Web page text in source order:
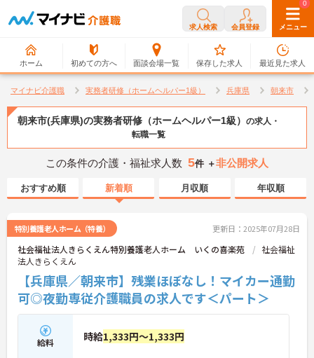
求人検索 会員登録 メニュー
ホーム 初めての方へ 面談会場一覧
0
保存した求人
0
最近見た求人
マイナビ介護職 実務者研修（ホームヘルパー1級） 兵庫県 朝来市
朝来市(兵庫県)の実務者研修（ホームヘルパー1級） の求人・
転職一覧
この条件の介護・福祉求人数 5件 ＋非公開求人
おすすめ順 新着順 月収順 年収順
特別養護老人ホーム（特養） 更新日：2025年07月28日
社会福祉法人きらくえん特別養護老人ホーム いくの喜楽苑
社会福祉
法人きらくえん
【兵庫県／朝来市】残業ほぼなし！マイカー通勤
可◎夜勤専従介護職員の求人です＜パート＞
給料 時給1,333円～1,333円